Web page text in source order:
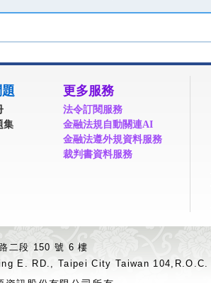
集
更多服務
法令訂閱服務
金融法規自動關連AI
金融法遵外規資料服務
裁判書資料服務
二段 150 號 6 樓
E. RD., Taipei City Taiwan 104,R.O.C.